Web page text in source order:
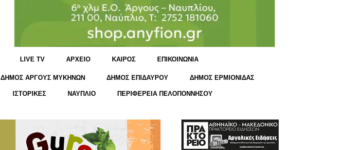
LIVE TV ΑΡΧΕΙΟ KΑΙΡΟΣ ΕΠΙΚΟΙΝΩΝΙΑ
ΔΗΜΟΣ ΑΡΓΟΥΣ ΜΥΚΗΝΩΝ ΔΗΜΟΣ ΕΠΙΔΑΥΡΟΥ ΔΗΜΟΣ ΕΡΜΙΟΝΙΔΑΣ
ΙΣΤΟΡΙΚΕΣ ΝΑΥΠΛΙΟ ΠΕΡΙΦΕΡΕΙΑ ΠΕΛΟΠΟΝΝΗΣΟΥ